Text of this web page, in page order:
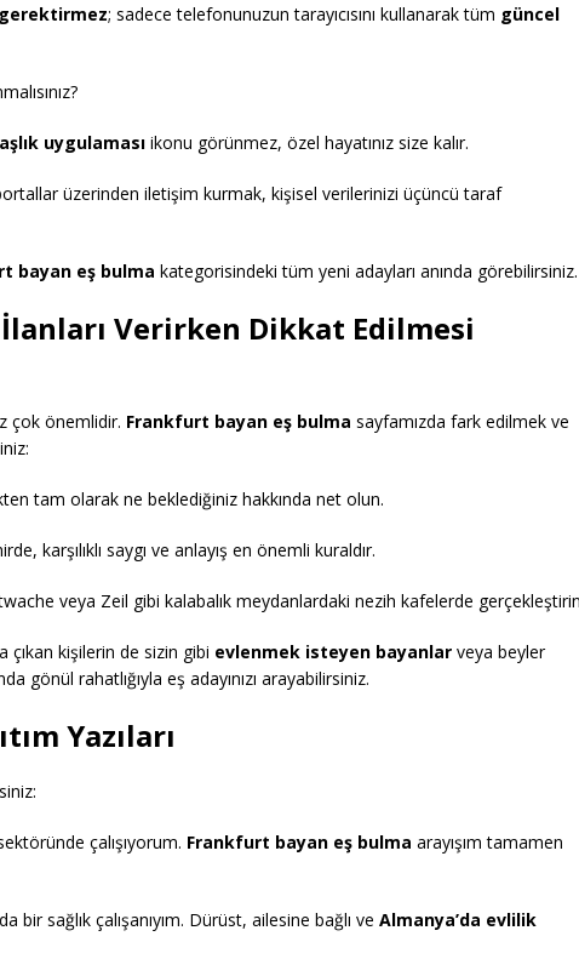
; sadece telefonunuzun tarayıcısını kullanarak tüm güncel
uygulaması ikonu görünmez, özel hayatınız size kalır.
üzerinden iletişim kurmak, kişisel verilerinizi üçüncü taraf
bayan eş bulma kategorisindeki tüm yeni adayları anında görebilirsiniz.
Verirken Dikkat Edilmesi
çok önemlidir. Frankfurt bayan eş bulma sayfamızda fark edilmek ve
tam olarak ne beklediğiniz hakkında net olun.
karşılıklı saygı ve anlayış en önemli kuraldır.
veya Zeil gibi kalabalık meydanlardaki nezih kafelerde
çıkan kişilerin de sizin gibi evlenmek isteyen bayanlar veya beyler
gönül rahatlığıyla eş adayınızı arayabilirsiniz.
Yazıları
çalışıyorum. Frankfurt bayan eş bulma arayışım tamamen
bir sağlık çalışanıyım. Dürüst, ailesine bağlı ve Almanya’da evlilik